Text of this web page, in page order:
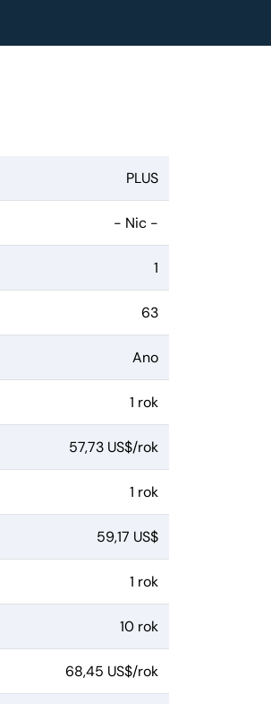
PLUS
- Nic -
1
63
Ano
1 rok
57,73 US$/rok
1 rok
59,17 US$
1 rok
10 rok
68,45 US$/rok